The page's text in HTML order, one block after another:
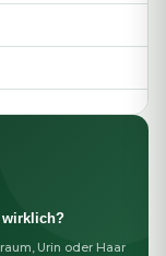
wirklich?
Urin oder Haar